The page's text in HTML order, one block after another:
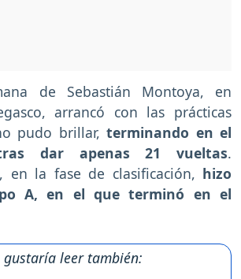
de Sebastián Montoya, en
arrancó con las prácticas
pudo brillar,terminando en el
dar apenas 21 vueltas.
en la fase de clasificación, hizo
A, en el que terminó en el
gustaría leer también: